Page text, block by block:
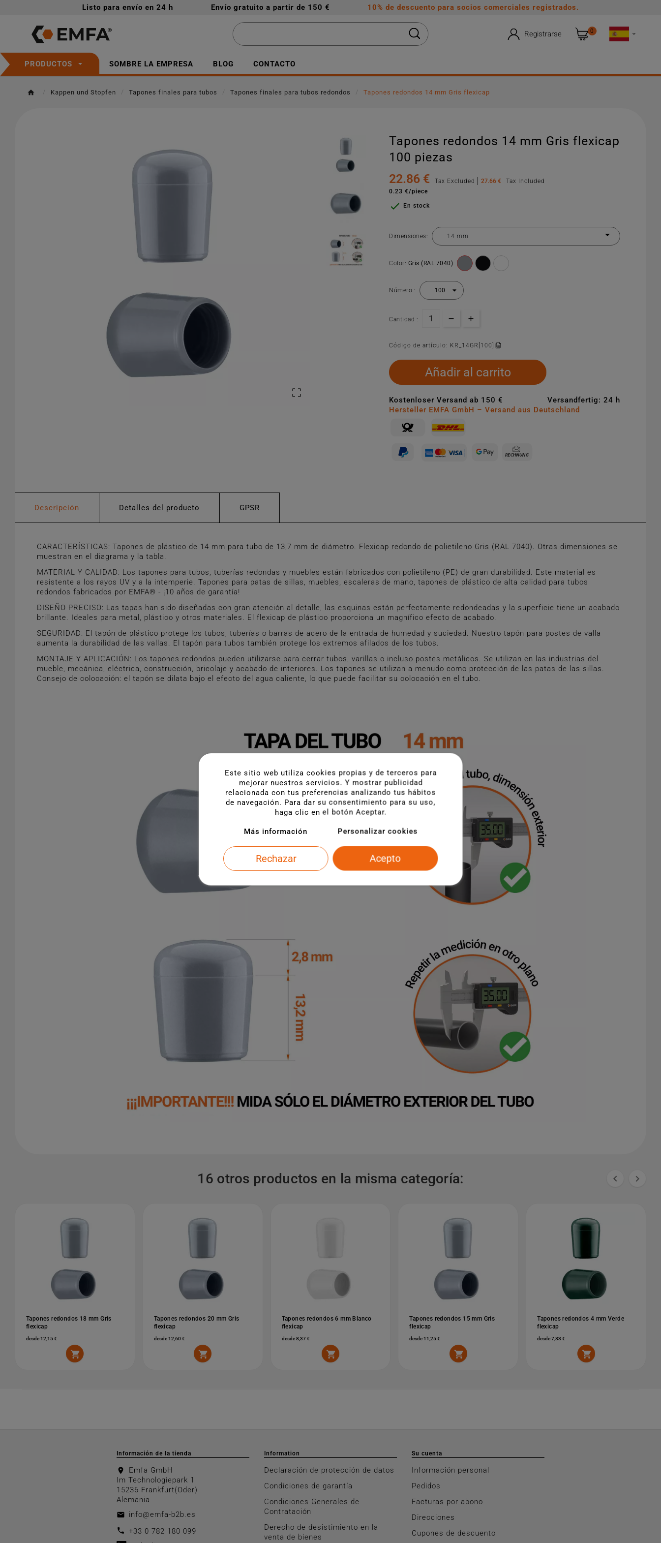
Listo para envío en 24 h Envío gratuito a partir de 150 € 10% de descuento para socios comerciales registrados.
Registrarse 0 
PRODUCTOS SOMBRE LA EMPRESA BLOG CONTACTO
Kappen und Stopfen Tapones finales para tubos Tapones finales para tubos redondos Tapones redondos 14 mm Gris flexicap

Tapones redondos 14 mm Gris flexicap
100 piezas
22.86 €
Tax Excluded 27.66 €
Tax Included
0.23 €/piece
 En stock
Dimensiones:
Color: Gris (RAL 7040)
Número :
Cantidad :
Código de artículo: KR_14GR[100]
Añadir al carrito
Kostenloser Versand ab 150 €
Versandfertig: 24 h
Hersteller EMFA GmbH – Versand aus Deutschland
Descripción Detalles del producto GPSR
CARACTERÍSTICAS: Tapones de plástico de 14 mm para tubo de 13,7 mm de diámetro. Flexicap redondo de polietileno Gris (RAL 7040). Otras dimensiones se
muestran en el diagrama y la tabla.
MATERIAL Y CALIDAD: Los tapones para tubos, tuberías redondas y muebles están fabricados con polietileno (PE) de gran durabilidad. Este material es
resistente a los rayos UV y a la intemperie. Tapones para patas de sillas, muebles, escaleras de mano, tapones de plástico de alta calidad para tubos
redondos fabricados por EMFA® - ¡10 años de garantía!
DISEÑO PRECISO: Las tapas han sido diseñadas con gran atención al detalle, las esquinas están perfectamente redondeadas y la superficie tiene un acabado
brillante. Ideales para metal, plástico y otros materiales. El flexicap de plástico proporciona un magnífico efecto de acabado.
SEGURIDAD: El tapón de plástico protege los tubos, tuberías o barras de acero de la entrada de humedad y suciedad. Nuestro tapón para postes de valla
aumenta la durabilidad de las vallas. El tapón para tubos también protege los extremos afilados de los tubos.
MONTAJE Y APLICACIÓN: Los tapones redondos pueden utilizarse para cerrar tubos, varillas o incluso postes metálicos. Se utilizan en las industrias del
mueble, mecánica, eléctrica, construcción, bricolaje y acabado de interiores. Los tapones se utilizan a menudo como protección de las patas de las sillas.
Consejo de colocación: el tapón se dilata bajo el efecto del agua caliente, lo que puede facilitar su colocación en el tubo.
16 otros productos en la misma categoría:  
Tapones redondos 18 mm Gris
flexicap
desde 12,15 €

Tapones redondos 20 mm Gris
flexicap
desde 12,60 €

Tapones redondos 6 mm Blanco
flexicap
desde 8,37 €

Tapones redondos 15 mm Gris
flexicap
desde 11,25 €

Tapones redondos 4 mm Verde
flexicap
desde 7,83 €

Este sitio web utiliza cookies propias y de terceros para
mejorar nuestros servicios. Y mostrar publicidad
relacionada con tus preferencias analizando tus hábitos
de navegación. Para dar su consentimiento para su uso,
haga clic en el botón Aceptar.
Más información Personalizar cookies
Rechazar Acepto
Información de la tienda
location_on
Emfa GmbH
Im Technologiepark 1
15236 Frankfurt(Oder)
Alemania
email info@emfa-b2b.es
call +33 0 782 180 099
Information
Declaración de protección de datos
Condiciones de garantía
Condiciones Generales de
Contratación
Derecho de desistimiento en la
venta de bienes
Su cuenta
Información personal
Pedidos
Facturas por abono
Direcciones
Cupones de descuento